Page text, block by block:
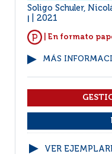
Soligo Schuler,
2021
| En formato
MÁS
VER